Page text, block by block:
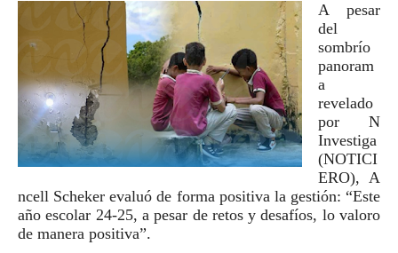
A pesar
del
sombrío
panoram
a
revelado
por N
Investiga
(NOTICI
ERO), A
ncell Scheker evaluó de forma positivala gestión: “Este
año escolar 24-25, a pesar de retos y desafíos, lo valoro
de manera positiva”.